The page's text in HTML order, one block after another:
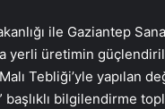
ile Gaziantep
üretimin
Tebliği’yle yapılan
başlıklı bilgilendirme